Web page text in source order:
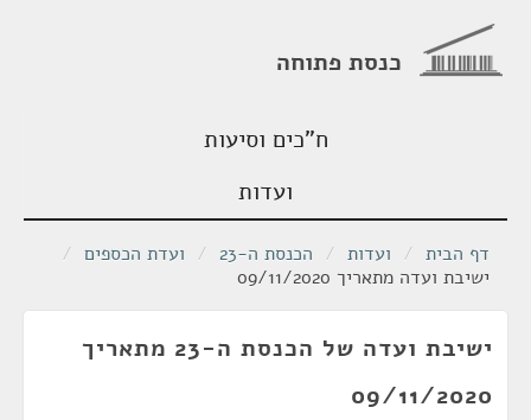
כנסת פתוחה
ח"כים וסיעות
ועדות
דף הבית / ועדות / הכנסת ה-23 / ועדת הכספים /
ישיבת ועדה מתאריך 09/11/2020
ישיבת ועדה של הכנסת ה-23 מתאריך
09/11/2020